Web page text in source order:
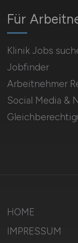
Für
Klinik Jobs
Jobfinder
Arbeitnehmer
Social Media &
HOME
IMPRESSUM